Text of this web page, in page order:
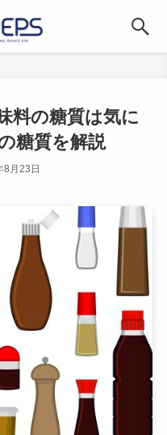
料の糖質は気に
糖質を解説
8月23日